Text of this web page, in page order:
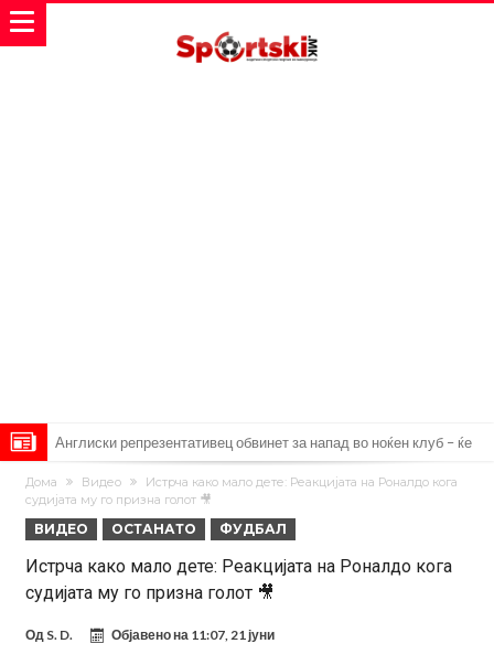
Англиски репрезентативец обвинет за напад во ноќен клуб – ќе
оди на суд!
Дилеми повеќе нема: Познато е кога Родри ќе стане новиот
фудбалер на Барселона
Ливерпул и Арсенал влегуваат во „војна“ поради фудбалер
Инфантино го возвраќа ударот, кој сè досега го поддржал?
„Влегувам на стадионот за да го разнесам Меси со четири бомби“
Дома Видео
Истрча како мало дете: Реакцијата на Роналдо кога
судијата му го призна голот 🎥
ВИДЕО ОСТАНАТО ФУДБАЛ
Истрча како мало дете: Реакцијата на Роналдо кога
судијата му го призна голот 🎥
Од S. D. Објавено на 11:07, 21 јуни